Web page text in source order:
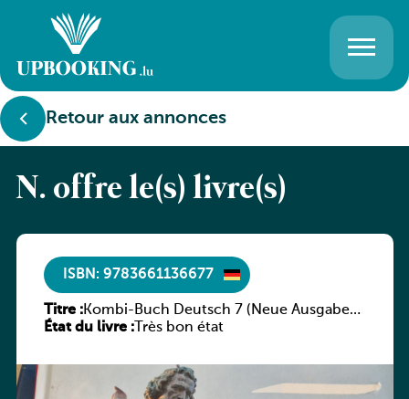
Retour aux annonces
N. offre le(s) livre(s)
ISBN: 9783661136677
Titre :Kombi-Buch Deutsch 7 (Neue Ausgabe
Luxemburg)
État du livre :Très bon état